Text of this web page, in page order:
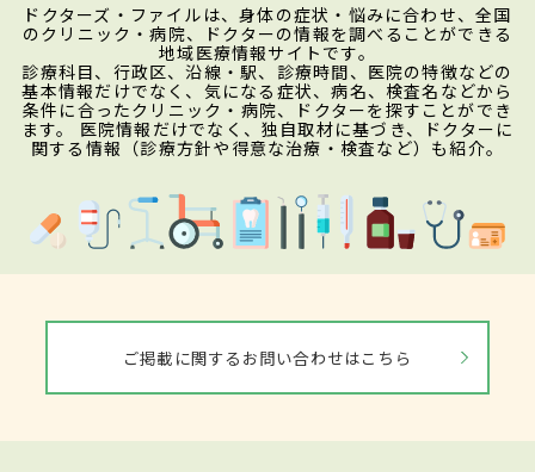
ドクターズ・ファイルは、身体の症状・悩みに合わせ、全国
のクリニック・病院、ドクターの情報を調べることができる
地域医療情報サイトです。
診療科目、行政区、沿線・駅、診療時間、医院の特徴などの
基本情報だけでなく、気になる症状、病名、検査名などから
条件に合ったクリニック・病院、ドクターを探すことができ
ます。 医院情報だけでなく、独自取材に基づき、ドクターに
関する情報（診療方針や得意な治療・検査など）も紹介。
ご掲載に関するお問い合わせはこちら